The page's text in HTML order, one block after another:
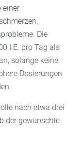
einer
Die
I.E. pro Tag als
solange keine
Dosierungen
nach etwa drei
der gewünschte